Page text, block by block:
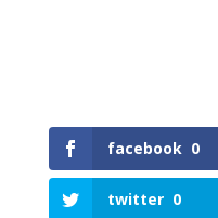
facebook 0
twitter 0